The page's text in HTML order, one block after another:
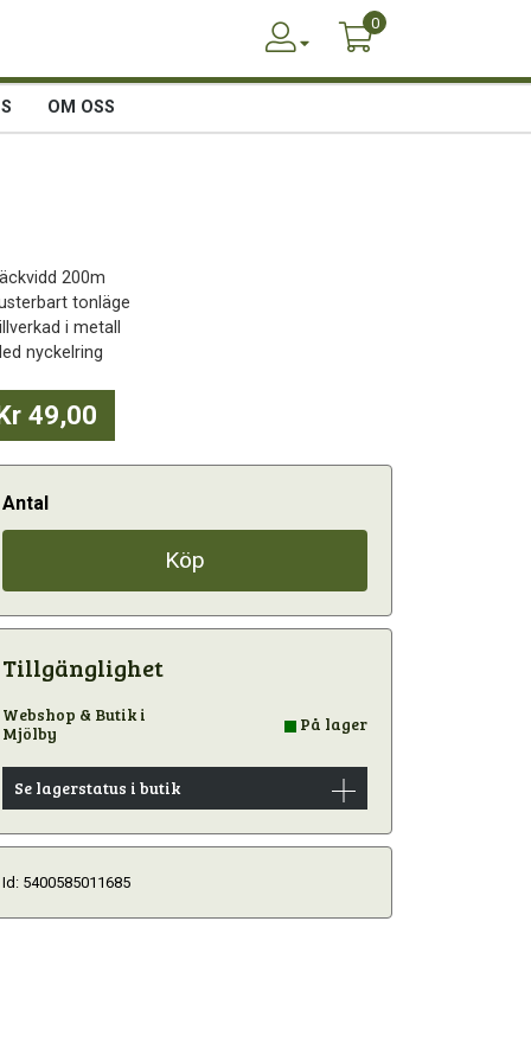
0
OM OSS
200m
tonläge
i metall
nyckelring
49,00
Antal
Köp
Tillgänglighet
Webshop & Butik i
Mjölby
På lager
Se lagerstatus i butik
Id: 5400585011685